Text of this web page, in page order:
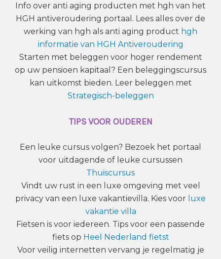
Info over anti aging producten met hgh van het
HGH antiveroudering portaal. Lees alles over de
werking van hgh als anti aging product hgh
informatie van HGH Antiveroudering
Starten met beleggen voor hoger rendement
op uw pensioen kapitaal? Een beleggingscursus
kan uitkomst bieden. Leer beleggen met
Strategisch-beleggen
TIPS VOOR OUDEREN
Een leuke cursus volgen? Bezoek het portaal
voor uitdagende of leuke cursussen
Thuiscursus
Vindt uw rust in een luxe omgeving met veel
privacy van een luxe vakantievilla. Kies voor luxe
vakantie villa
Fietsen is voor iedereen. Tips voor een passende
fiets op Heel Nederland fietst
Voor veilig internetten vervang je regelmatig je